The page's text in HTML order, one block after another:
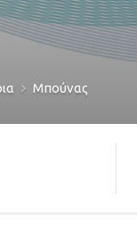
Μπούνας